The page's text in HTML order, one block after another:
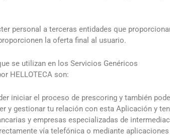
personal a terceras entidades que
la oferta final al usuario.
se utilizan en los Servicios Genéricos
HELLOTECA son:
iniciar el proceso de prescoring y también
y gestionar tu relación con esta Aplicación y
y empresas especializadas de
vía telefónica o mediante